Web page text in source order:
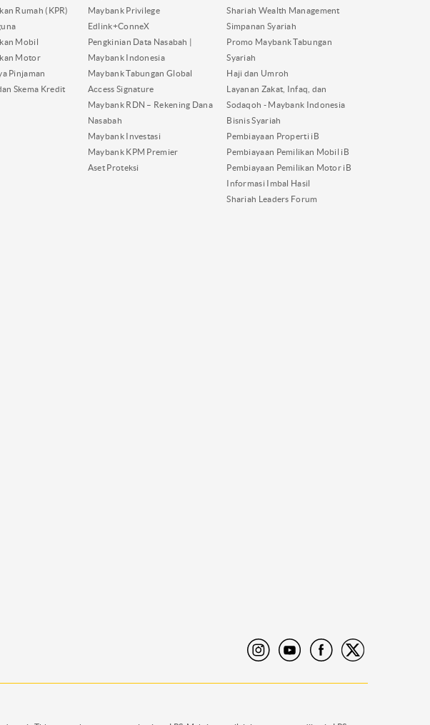
Rumah (KPR)
Mobil
Motor
Pinjaman
Skema Kredit
Maybank Privilege
Edlink+ConneX
Pengkinian Data Nasabah |
Maybank Indonesia
Maybank Tabungan Global
Access Signature
Maybank RDN – Rekening Dana
Nasabah
Maybank Investasi
Maybank KPM Premier
Aset Proteksi
Shariah Wealth Management
Simpanan Syariah
Promo Maybank Tabungan
Syariah
Haji dan Umroh
Layanan Zakat, Infaq, dan
Sodaqoh - Maybank Indonesia
Bisnis Syariah
Pembiayaan Properti iB
Pembiayaan Pemilikan Mobil iB
Pembiayaan Pemilikan Motor iB
Informasi Imbal Hasil
Shariah Leaders Forum